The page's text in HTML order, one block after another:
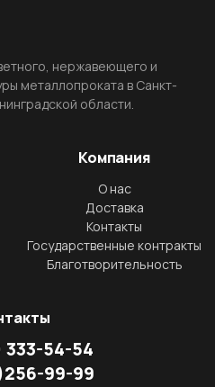
нержавеющего и
металлопроката в Санкт-
области.
Компания
О нас
Доставка
Контакты
Государственные контракты
Благотворительность
333-54-54
256-99-99